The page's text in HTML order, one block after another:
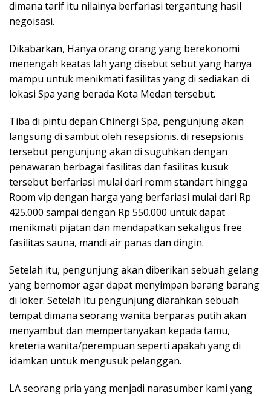
dimana tarif itu nilainya berfariasi tergantung hasil
negoisasi.
Dikabarkan, Hanya orang orang yang berekonomi
menengah keatas lah yang disebut sebut yang hanya
mampu untuk menikmati fasilitas yang di sediakan di
lokasi Spa yang berada Kota Medan tersebut.
Tiba di pintu depan Chinergi Spa, pengunjung akan
langsung di sambut oleh resepsionis. di resepsionis
tersebut pengunjung akan di suguhkan dengan
penawaran berbagai fasilitas dan fasilitas kusuk
tersebut berfariasi mulai dari romm standart hingga
Room vip dengan harga yang berfariasi mulai dari Rp
425.000 sampai dengan Rp 550.000 untuk dapat
menikmati pijatan dan mendapatkan sekaligus free
fasilitas sauna, mandi air panas dan dingin.
Setelah itu, pengunjung akan diberikan sebuah gelang
yang bernomor agar dapat menyimpan barang barang
di loker. Setelah itu pengunjung diarahkan sebuah
tempat dimana seorang wanita berparas putih akan
menyambut dan mempertanyakan kepada tamu,
kreteria wanita/perempuan seperti apakah yang di
idamkan untuk mengusuk pelanggan.
LA seorang pria yang menjadi narasumber kami yang